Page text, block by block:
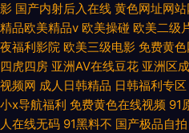
影 国产内射后入在线 黄色网址网站
精品欧美精品v 欧美操碰 欧美二级
夜福利影院 欧美三级电影 免费黄色
四虎四房 亚洲AV在线豆花 亚洲区
视频网 成人日韩精品 日韩福利专区
小x导航福利 免费黄色在线视频 91
人在线无码 91黑料不 国产极品自拍